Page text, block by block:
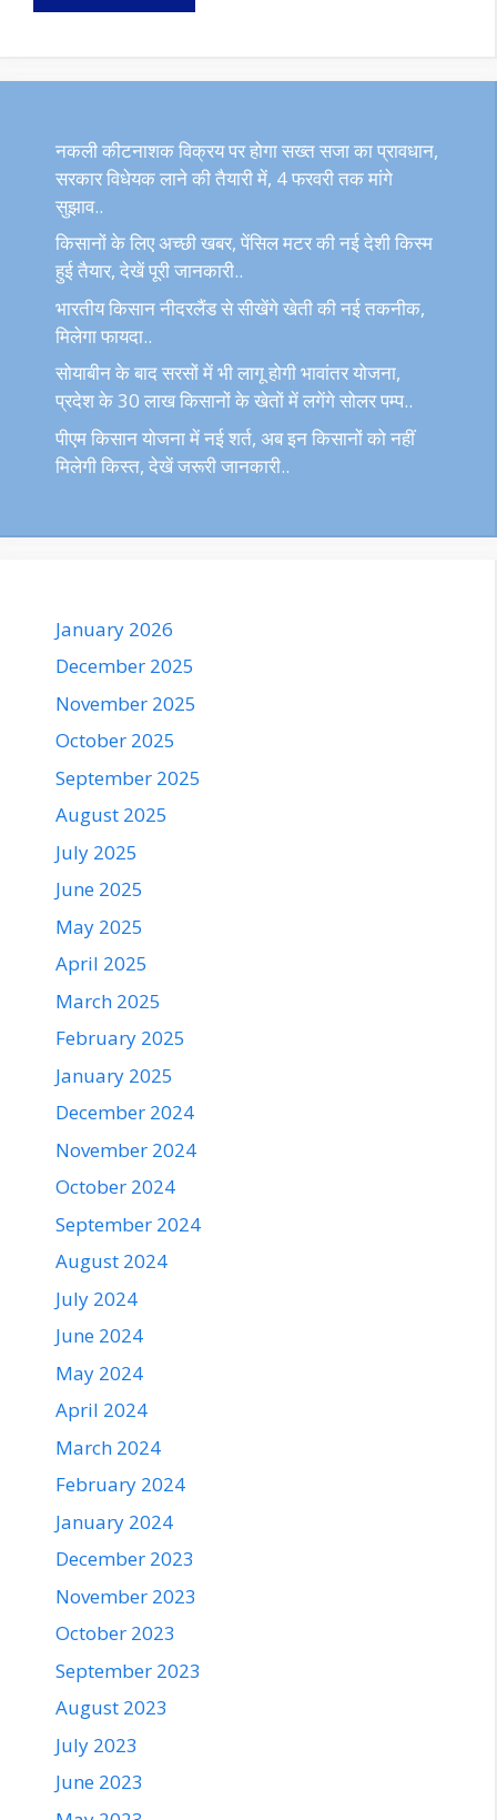
नकली कीटनाशक विक्रय पर होगा सख्त सजा का प्रावधान,
सरकार विधेयक लाने की तैयारी में, 4 फरवरी तक मांगे
सुझाव..
किसानों के लिए अच्छी खबर, पेंसिल मटर की नई देशी किस्म
हुई तैयार, देखें पूरी जानकारी..
भारतीय किसान नीदरलैंड से सीखेंगे खेती की नई तकनीक,
मिलेगा फायदा..
सोयाबीन के बाद सरसों में भी लागू होगी भावांतर योजना,
प्रदेश के 30 लाख किसानों के खेतों में लगेंगे सोलर पम्प..
पीएम किसान योजना में नई शर्त, अब इन किसानों को नहीं
मिलेगी किस्त, देखें जरूरी जानकारी..
January 2026
December 2025
November 2025
October 2025
September 2025
August 2025
July 2025
June 2025
May 2025
April 2025
March 2025
February 2025
January 2025
December 2024
November 2024
October 2024
September 2024
August 2024
July 2024
June 2024
May 2024
April 2024
March 2024
February 2024
January 2024
December 2023
November 2023
October 2023
September 2023
August 2023
July 2023
June 2023